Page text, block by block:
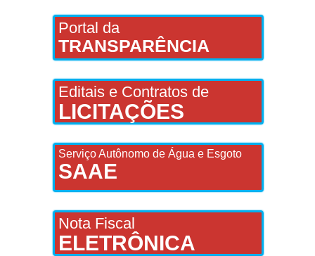
Portal da
TRANSPARÊNCIA
Editais e Contratos de
LICITAÇÕES
Serviço Autônomo de Água e Esgoto
SAAE
Nota Fiscal
ELETRÔNICA